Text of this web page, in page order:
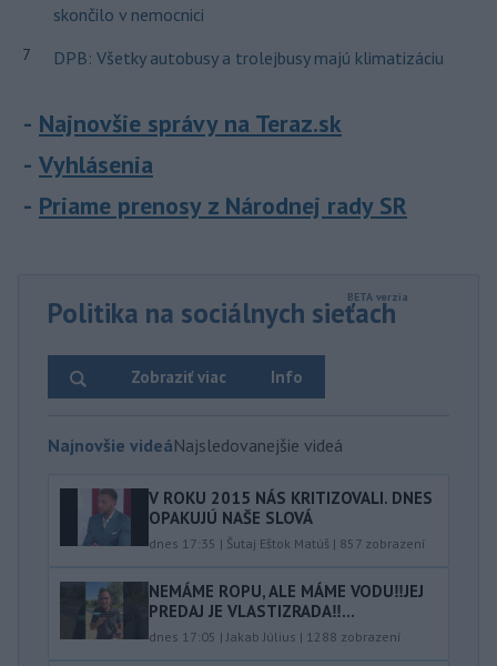
skončilo v nemocnici
7 DPB: Všetky autobusy a trolejbusy majú klimatizáciu
Najnovšie správy na Teraz.sk
Vyhlásenia
Priame prenosy z Národnej rady SR
Politika na sociálnych sieťach
Info
Zobraziť viac
Najnovšie videáNajsledovanejšie videá
V ROKU 2015 NÁS KRITIZOVALI. DNES
OPAKUJÚ NAŠE SLOVÁ
dnes 17:35 | Šutaj Eštok Matúš | 857 zobrazení
NEMÁME ROPU, ALE MÁME VODU‼️JEJ
PREDAJ JE VLASTIZRADA‼️...
dnes 17:05 |Jakab Július | 1288 zobrazení